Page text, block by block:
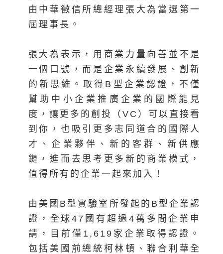
由中華徵信所總經理張大為當選第一
屆理事長。
張大為表示，用商業力量向善並不是
一個口號，而是企業永續發展、創新
的新思維。取得B型企業認證，不僅
幫助中小企業推廣企業的國際能見
度，讓更多的創投（VC）可以直接看
到你，也吸引更多志同道合的國際人
才、企業夥伴、新的客群、新供應
鏈，進而去思考更多新的商業模式，
值得所有的企業一起來加入！
由美國B型實驗室所發起的B型企業認
證，全球47國有超過4萬多間企業申
請，目前僅1,619家企業取得認證。
包括美國前總統柯林頓、聯合利華全